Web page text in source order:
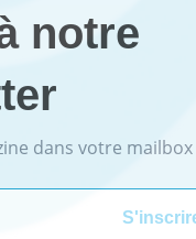
notre
dans votre mailbox